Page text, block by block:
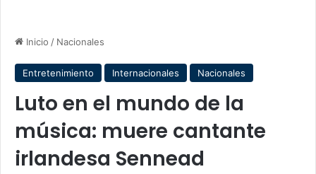
Inicio / Nacionales
Entretenimiento Internacionales Nacionales
Luto en el mundo de la
música: muere cantante
irlandesa Sennead